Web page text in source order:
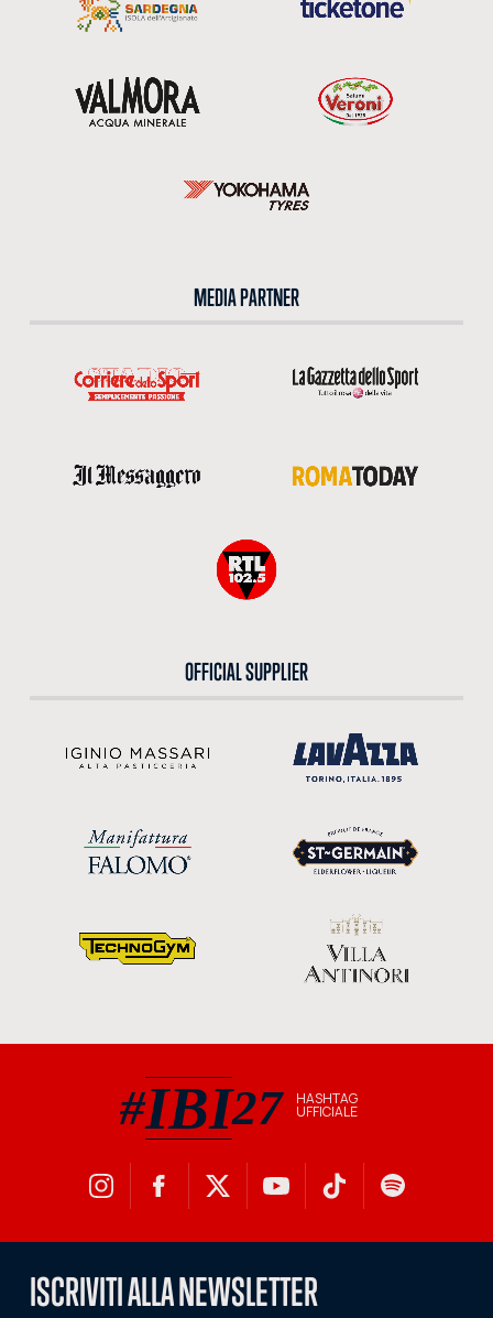
MEDIA PARTNER
OFFICIAL SUPPLIER
#IBI27
#IBI27 hashtag ufficiale
HASHTAG
UFFICIALE
ISCRIVITI ALLA NEWSLETTER